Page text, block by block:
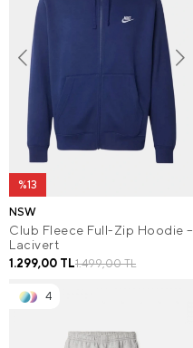
%13
NSW
Club Fleece Full-Zip Hoodie –
Lacivert
1.499,00 TL
1.299,00 TL
4